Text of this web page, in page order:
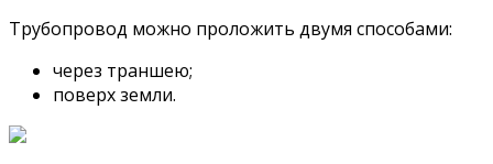
Трубопровод можно проложить двумя способами:
через траншею;
поверх земли.